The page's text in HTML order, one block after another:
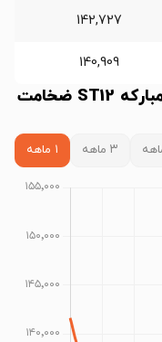
142,727
140,909
نمودار قیمت ورق روغنی فولاد مبارکه ST12 ضخامت
۳ ماهه ۱ ماهه